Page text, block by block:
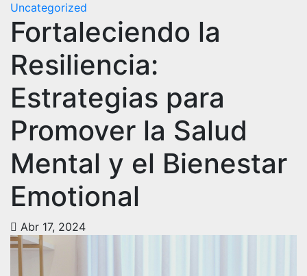
Uncategorized
Fortaleciendo la
Resiliencia:
Estrategias para
Promover la Salud
Mental y el Bienestar
Emotional
Abr 17, 2024